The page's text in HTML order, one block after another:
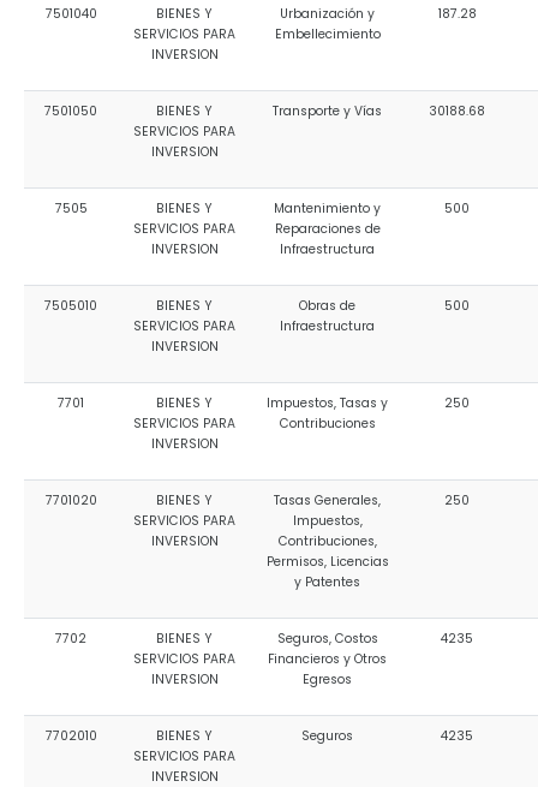
7501040
BIENES Y
SERVICIOS PARA
INVERSION
Urbanización y
Embellecimiento
187.28
7501050
BIENES Y
SERVICIOS PARA
INVERSION
Transporte y Vías 30188.68
7505
BIENES Y
SERVICIOS PARA
INVERSION
Mantenimiento y
Reparaciones de
Infraestructura
500
7505010
BIENES Y
SERVICIOS PARA
INVERSION
Obras de
Infraestructura
500
7701
BIENES Y
SERVICIOS PARA
INVERSION
Impuestos, Tasas y
Contribuciones
250
7701020
BIENES Y
SERVICIOS PARA
INVERSION
Tasas Generales,
Impuestos,
Contribuciones,
Permisos, Licencias
y Patentes
250
7702
BIENES Y
SERVICIOS PARA
INVERSION
Seguros, Costos
Financieros y Otros
Egresos
4235
7702010
BIENES Y
SERVICIOS PARA
INVERSION
Seguros 4235